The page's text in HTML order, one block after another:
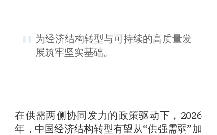
为经济结构转型与可持续的高质量发
展筑牢坚实基础。
在供需两侧协同发力的政策驱动下，2026
年，中国经济结构转型有望从“供强需弱”加